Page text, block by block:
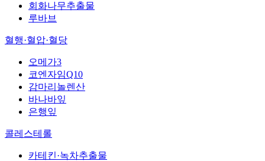
회화나무추출물
루바브
혈행·혈압·혈당
오메가3
코엔자임Q10
감마리놀렌산
바나바잎
은행잎
콜레스테롤
카테킨·녹차추출물